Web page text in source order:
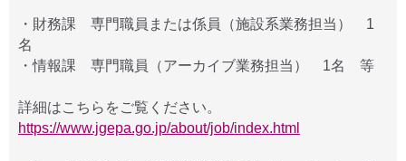
・財務課 専門職員または係員（施設系業務担当） 1
名
・情報課 専門職員（アーカイブ業務担当） 1名 等
詳細はこちらをご覧ください。
https://www.jgepa.go.jp/about/job/index.html